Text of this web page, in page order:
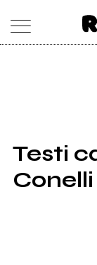
SHOP
RADIO
Testi
Conelli